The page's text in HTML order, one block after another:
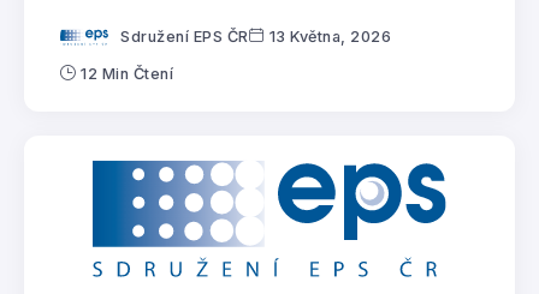
Sdružení EPS ČR 13 Května, 2026
12 Min Čtení